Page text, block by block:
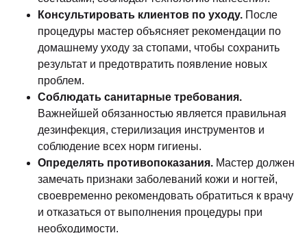
Консультировать клиентов по уходу. После
процедуры мастер объясняет рекомендации по
домашнему уходу за стопами, чтобы сохранить
результат и предотвратить появление новых
проблем.
Соблюдать санитарные требования.
Важнейшей обязанностью является правильная
дезинфекция, стерилизация инструментов и
соблюдение всех норм гигиены.
Определять противопоказания. Мастер должен
замечать признаки заболеваний кожи и ногтей,
своевременно рекомендовать обратиться к врачу
и отказаться от выполнения процедуры при
необходимости.